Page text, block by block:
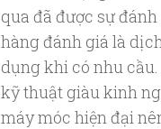
qua đã được sự
hàng đánh giá là
dụng khi có nhu
kỹ thuật giàu kinh
máy móc hiện đại